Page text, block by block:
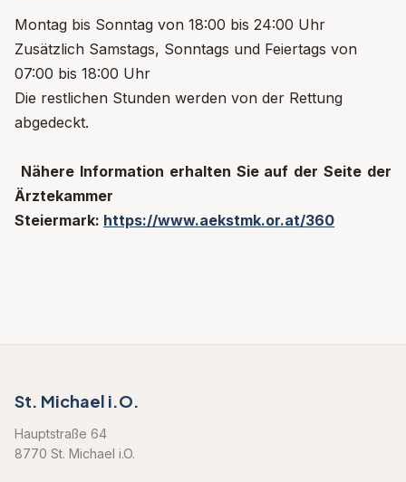
Montag bis Sonntag von 18:00 bis 24:00 Uhr
Zusätzlich Samstags, Sonntags und Feiertags von
07:00 bis 18:00 Uhr
Die restlichen Stunden werden von der Rettung
abgedeckt.
Nähere Information erhalten Sie auf der Seite der
Ärztekammer
Steiermark: https://www.aekstmk.or.at/360
St. Michael i.O.
Hauptstraße 64
8770 St. Michael i.O.